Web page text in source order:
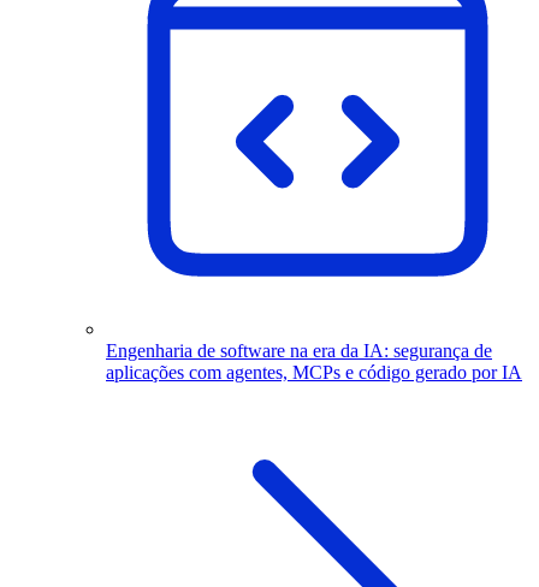
Engenharia de software na era da IA: segurança de
aplicações com agentes, MCPs e código gerado por IA